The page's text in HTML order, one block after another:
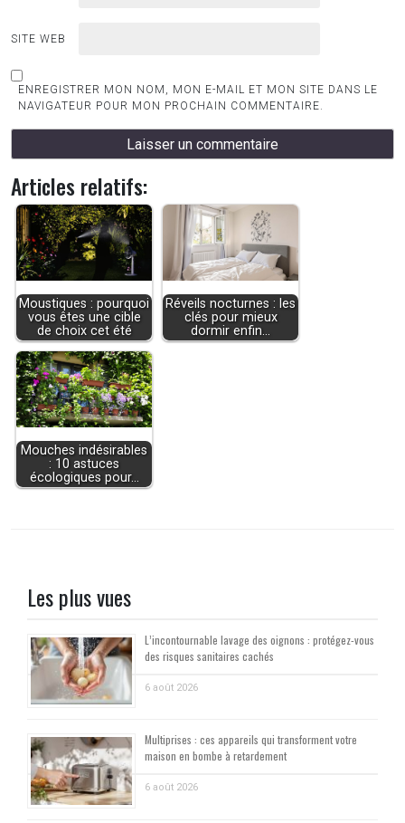
SITE WEB
ENREGISTRER MON NOM, MON E-MAIL ET MON SITE DANS LE
NAVIGATEUR POUR MON PROCHAIN COMMENTAIRE.
Articles relatifs:
Moustiques : pourquoi
vous êtes une cible
de choix cet été
Réveils nocturnes : les
clés pour mieux
dormir enfin…
Mouches indésirables
: 10 astuces
écologiques pour…
Les plus vues
L’incontournable lavage des oignons : protégez-vous
des risques sanitaires cachés
6 août 2026
Multiprises : ces appareils qui transforment votre
maison en bombe à retardement
6 août 2026